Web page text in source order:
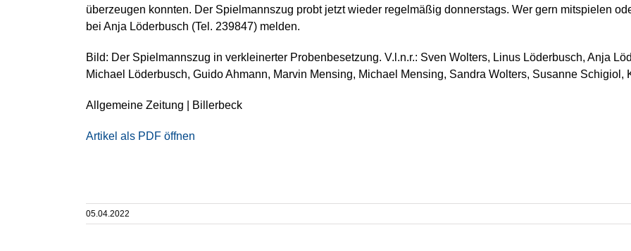
überzeugen konnten. Der Spielmannszug probt jetzt wieder regelmäßig donnerstags. Wer gern mitspielen
bei Anja Löderbusch (Tel. 239847) melden.
Bild: Der Spielmannszug in verkleinerter Probenbesetzung. V.l.n.r.: Sven Wolters, Linus Löderbusch, Anja
Michael Löderbusch, Guido Ahmann, Marvin Mensing, Michael Mensing, Sandra Wolters, Susanne Schigiol,
Allgemeine Zeitung | Billerbeck
Artikel als PDF öffnen
05.04.2022